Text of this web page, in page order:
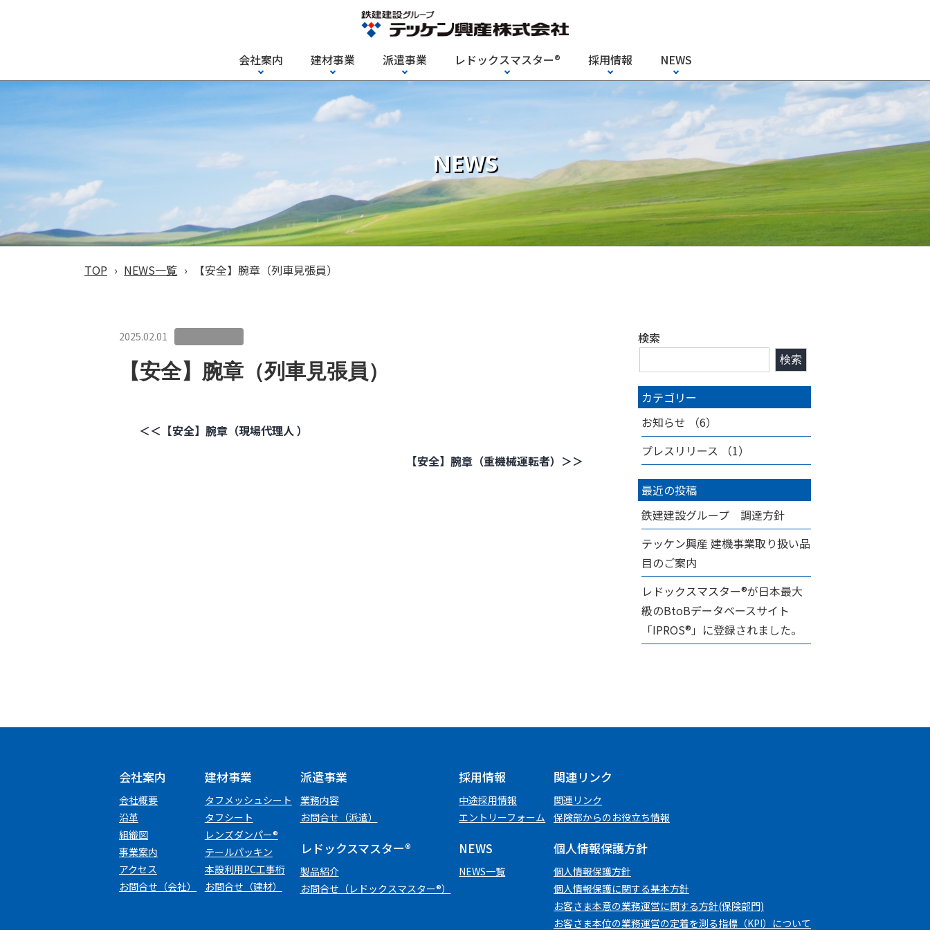
会社案内 建材事業 派遣事業 レドックスマスター® 採用情報 NEWS
NEWS
TOP NEWS一覧 【安全】腕章（列車見張員）
2025.02.01
【安全】腕章（列車見張員）
＜＜【安全】腕章（現場代理人 ）
【安全】腕章（重機械運転者）＞＞
検索
検索
カテゴリー
お知らせ
（6）
プレスリリース
（1）
最近の投稿
鉄建建設グループ 調達方針
テッケン興産 建機事業取り扱い品
目のご案内
レドックスマスター®が日本最大
級のBtoBデータベースサイト
「IPROS®」に登録されました。
会社案内
会社概要
沿革
組織図
事業案内
アクセス
お問合せ（会社）
建材事業
タフメッシュシート
タフシート
レンズダンパー®
テールパッキン
本設利用PC工事桁
お問合せ（建材）
派遣事業
業務内容
お問合せ（派遣）
レドックスマスター®
製品紹介
お問合せ（レドックスマスター®）
採用情報
中途採用情報
エントリーフォーム
NEWS
NEWS一覧
関連リンク
関連リンク
保険部からのお役立ち情報
個人情報保護方針
個⼈情報保護⽅針
個人情報保護に関する基本方針
お客さま本意の業務運営に関する方針(保険部門)
お客さま本位の業務運営の定着を測る指標（KPI）について